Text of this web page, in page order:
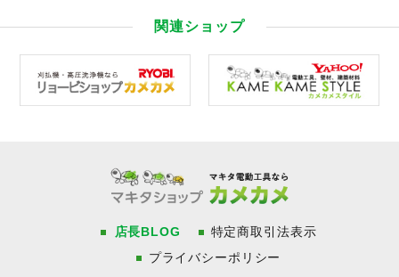
関連ショップ
店長BLOG
特定商取引法表示
プライバシーポリシー